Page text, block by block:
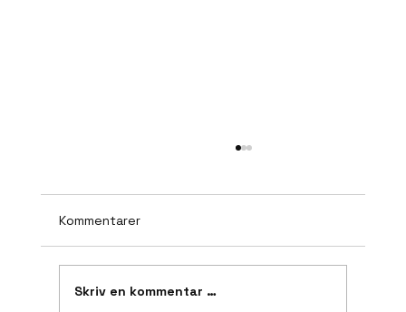
Kommentarer
Skriv en kommentar …